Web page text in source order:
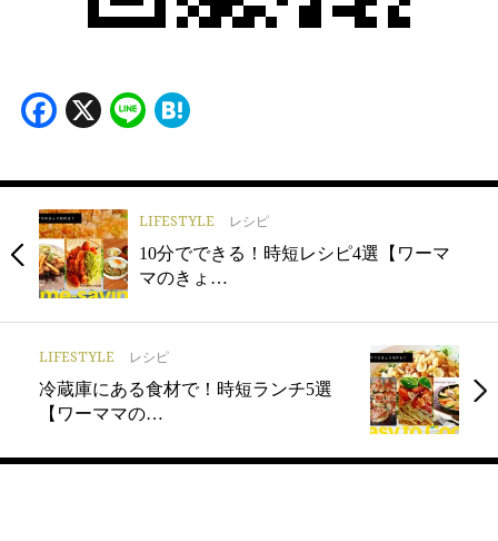
Facebook
X Line
LIFESTYLE レシピ
10分でできる！時短レシピ4選【ワーマ
マのきょ…
LIFESTYLE レシピ
冷蔵庫にある食材で！時短ランチ5選
【ワーママの…